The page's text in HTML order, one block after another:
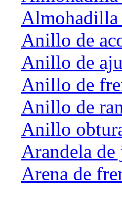
Anillo de
Anillo de
Anillo de
Anillo de
Anillo
Arandela de
Arena de